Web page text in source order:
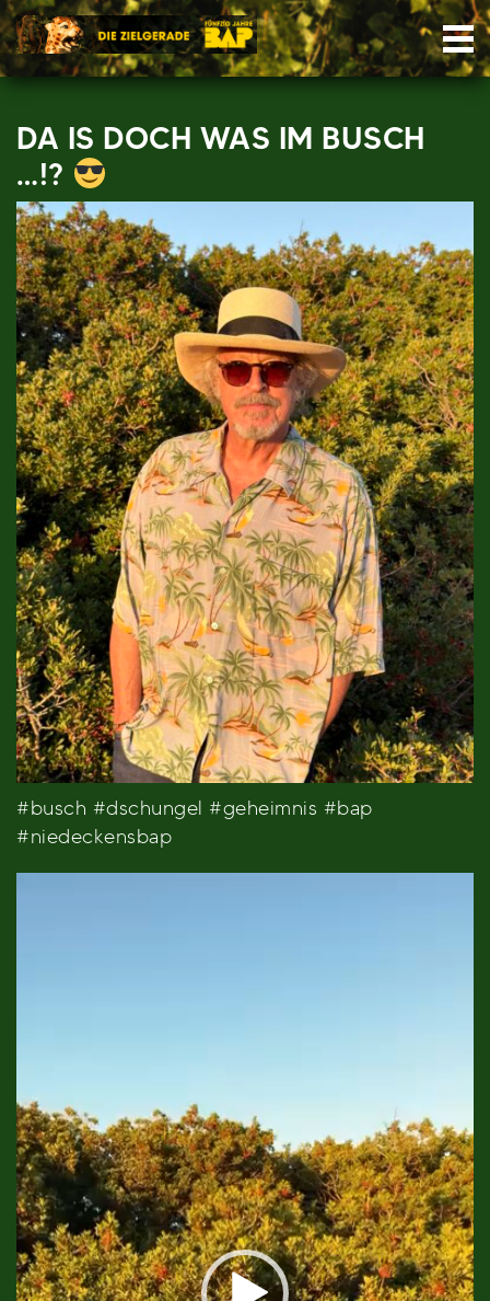
Skip
to
content
DA IS DOCH WAS IM BUSCH
…!?
#busch #dschungel #geheimnis #bap
#niedeckensbap